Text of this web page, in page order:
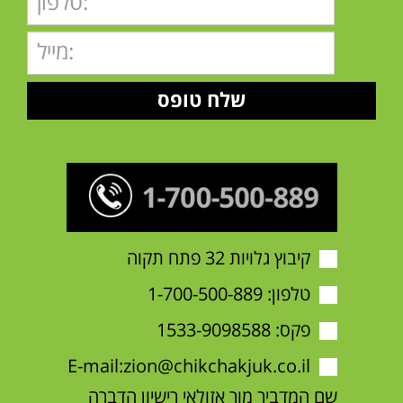
קיבוץ גלויות 32 פתח תקוה
טלפון:1-700-500-889
פקס: 1533-9098588
E-mail:zion@chikchakjuk.co.il
שם המדביר מור אזולאי רישיון הדברה